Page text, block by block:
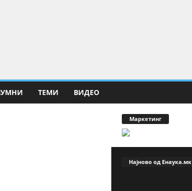
ТЕМИ ВИДЕО
Маркетинг
Најново од Енаука.мк